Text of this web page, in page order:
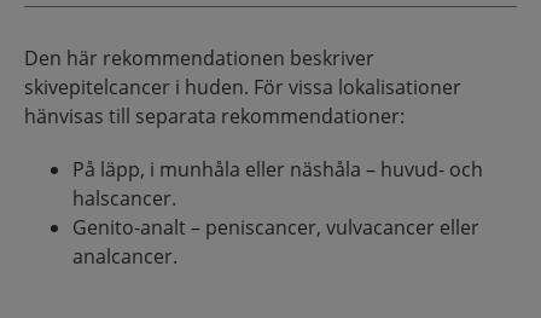
Den här rekommendationen beskriver
skivepitelcancer i huden. För vissa lokalisationer
hänvisas till separata rekommendationer:
På läpp, i munhåla eller näshåla – huvud- och
halscancer.
Genito-analt – peniscancer, vulvacancer eller
analcancer.